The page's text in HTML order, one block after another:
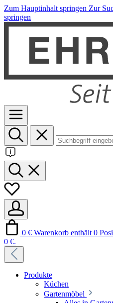
Zum Hauptinhalt springen Zur
springen
0 € Warenkorb enthält 0
0 €.
Produkte
Küchen
Gartenmöbel